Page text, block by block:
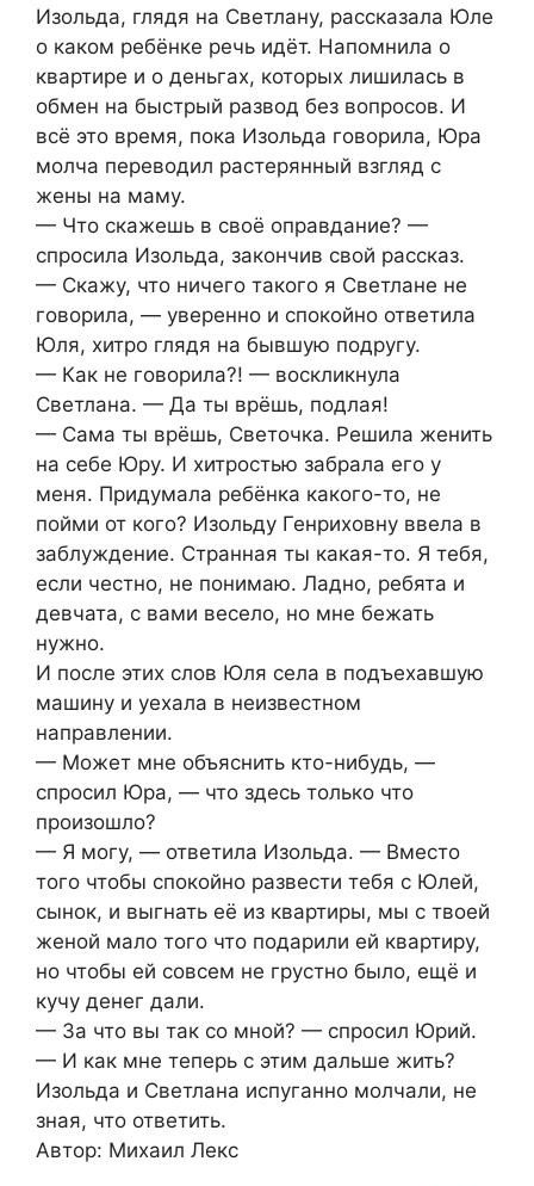
Изольда, глядя на Светлану, рассказала Юле
о каком ребёнке речь идёт. Напомнила о
квартире и о деньгах, которых лишилась в
обмен на быстрый развод без вопросов. И
всё это время, пока Изольда говорила, Юра
молча переводил растерянный взгляд с
жены на маму.
— Что скажешь в своё оправдание? —
спросила Изольда, закончив свой рассказ.
— Скажу, что ничего такого я Светлане не
говорила, — уверенно и спокойно ответила
Юля, хитро глядя на бывшую подругу.
— Как не говорила?! — воскликнула
Светлана. — Да ты врёшь, подлая!
— Сама ты врёшь, Светочка. Решила женить
на себе Юру. И хитростью забрала его у
меня. Придумала ребёнка какого-то, не
пойми от кого? Изольду Генриховну ввела в
заблуждение. Странная ты какая-то. Я тебя,
если честно, не понимаю. Ладно, ребята и
девчата, с вами весело, но мне бежать
нужно.
И после этих слов Юля села в подъехавшую
машину и уехала в неизвестном
направлении.
— Может мне объяснить кто-нибудь, —
спросил Юра, — что здесь только что
произошло?
— Я могу, — ответила Изольда. — Вместо
того чтобы спокойно развести тебя с Юлей,
сынок, и выгнать её из квартиры, мы с твоей
женой мало того что подарили ей квартиру,
но чтобы ей совсем не грустно было, ещё и
кучу денег дали.
— За что вы так со мной? — спросил Юрий.
— И как мне теперь с этим дальше жить?
Изольда и Светлана испуганно молчали, не
зная, что ответить.
Автор: Михаил Лекс